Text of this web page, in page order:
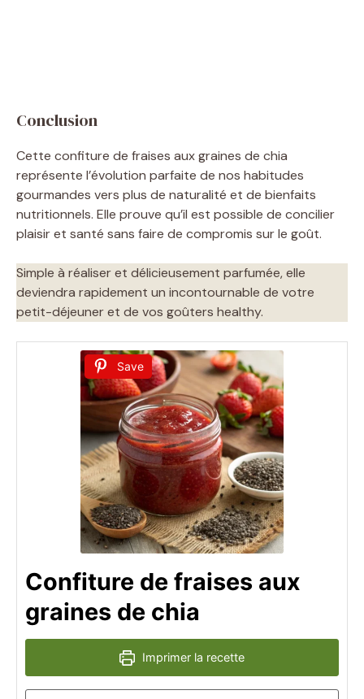
Conclusion
Cette confiture de fraises aux graines de chia
représente l’évolution parfaite de nos habitudes
gourmandes vers plus de naturalité et de bienfaits
nutritionnels. Elle prouve qu’il est possible de concilier
plaisir et santé sans faire de compromis sur le goût.
Simple à réaliser et délicieusement parfumée, elle
deviendra rapidement un incontournable de votre
petit-déjeuner et de vos goûters healthy.
Save
Confiture de fraises aux
graines de chia
Imprimer la recette